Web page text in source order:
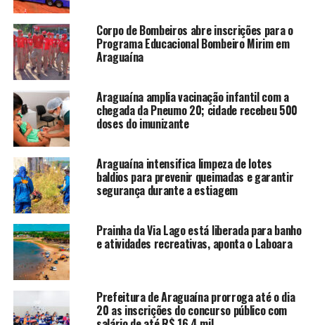
Corpo de Bombeiros abre inscrições para o
Programa Educacional Bombeiro Mirim em
Araguaína
Araguaína amplia vacinação infantil com a
chegada da Pneumo 20; cidade recebeu 500
doses do imunizante
Araguaína intensifica limpeza de lotes
baldios para prevenir queimadas e garantir
segurança durante a estiagem
Prainha da Via Lago está liberada para banho
e atividades recreativas, aponta o Laboara
Prefeitura de Araguaína prorroga até o dia
20 as inscrições do concurso público com